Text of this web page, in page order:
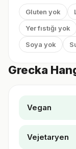
Gluten yok
Yer fıstığı yok
Soya yok
Grecka
Vegan
Vejetaryen